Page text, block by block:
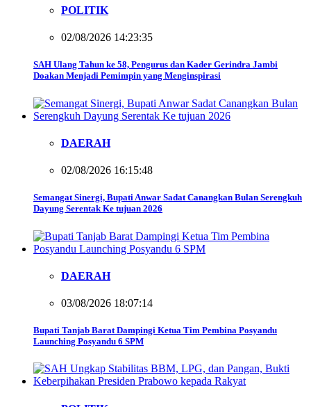
POLITIK
02/08/2026 14:23:35
SAH Ulang Tahun ke 58, Pengurus dan Kader Gerindra Jambi
Doakan Menjadi Pemimpin yang Menginspirasi
DAERAH
02/08/2026 16:15:48
Semangat Sinergi, Bupati Anwar Sadat Canangkan Bulan Serengkuh
Dayung Serentak Ke tujuan 2026
DAERAH
03/08/2026 18:07:14
Bupati Tanjab Barat Dampingi Ketua Tim Pembina Posyandu
Launching Posyandu 6 SPM